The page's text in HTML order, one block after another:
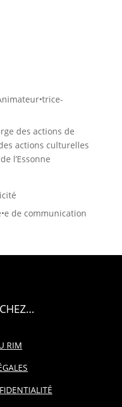
des actions de
actions culturelles
l’Essonne
de communication
RIM